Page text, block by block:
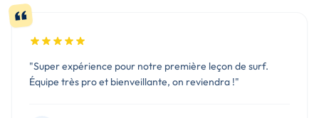
"Super expérience pour notre première leçon de surf.
Équipe très pro et bienveillante, on reviendra !"